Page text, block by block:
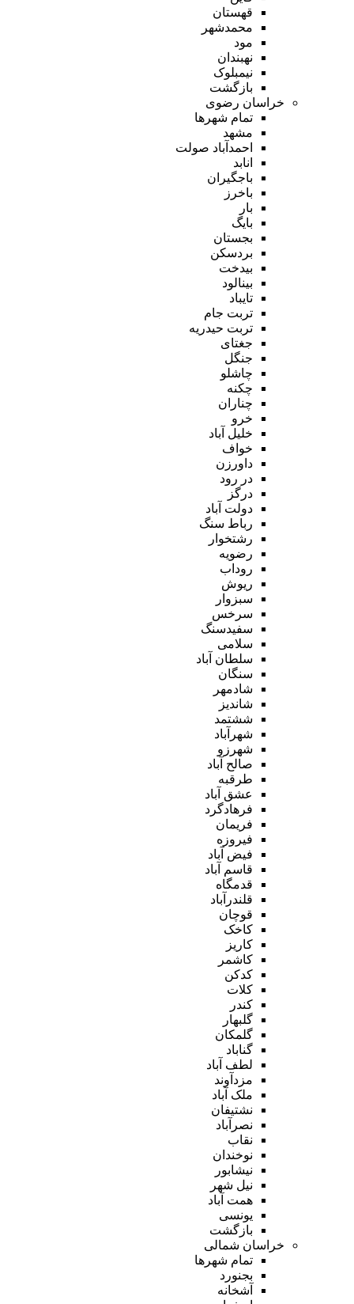
قهستان
محمدشهر
مود
نهبندان
نیمبلوک
بازگشت
خراسان رضوی
تمام شهر‌ها
مشهد
احمدآباد صولت
انابد
باجگیران
باخرز
بار
بایگ
بجستان
بردسکن
بیدخت
بینالود
تایباد
تربت جام
تربت حیدریه
جغتای
جنگل
چاشلو
چکنه
چناران
خرو
خلیل آباد
خواف
داورزن
در رود
درگز
دولت آباد
رباط سنگ
رشتخوار
رضویه
روداب
ریوش
سبزوار
سرخس
سفیدسنگ
سلامی
سلطان آباد
سنگان
شادمهر
شاندیز
ششتمد
شهرآباد
شهرزو
صالح آباد
طرقبه
عشق آباد
فرهادگرد
فریمان
فیروزه
فیض آباد
قاسم آباد
قدمگاه
قلندرآباد
قوچان
کاخک
کاریز
کاشمر
کدکن
کلات
کندر
گلبهار
گلمکان
گناباد
لطف آباد
مزدآوند
ملک آباد
نشتیفان
نصرآباد
نقاب
نوخندان
نیشابور
نیل شهر
همت آباد
یونسی
بازگشت
خراسان شمالی
تمام شهر‌ها
بجنورد
آشخانه